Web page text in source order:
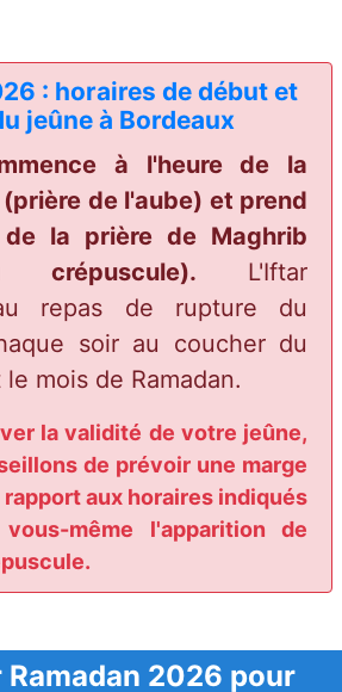
: horaires de début et
jeûne à Bordeaux
à l'heure de la
de l'aube) et prend
la prière de Maghrib
L'Iftar
repas de rupture du
soir au coucher du
mois de Ramadan.
la validité de votre jeûne,
de prévoir une marge
aux horaires indiqués
même l'apparition de
2026 pour